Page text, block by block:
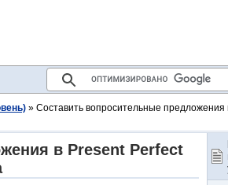
» Составить вопросительные предложения
в Present Perfect